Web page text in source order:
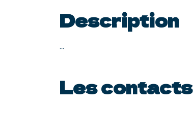
Description
...
Les contacts